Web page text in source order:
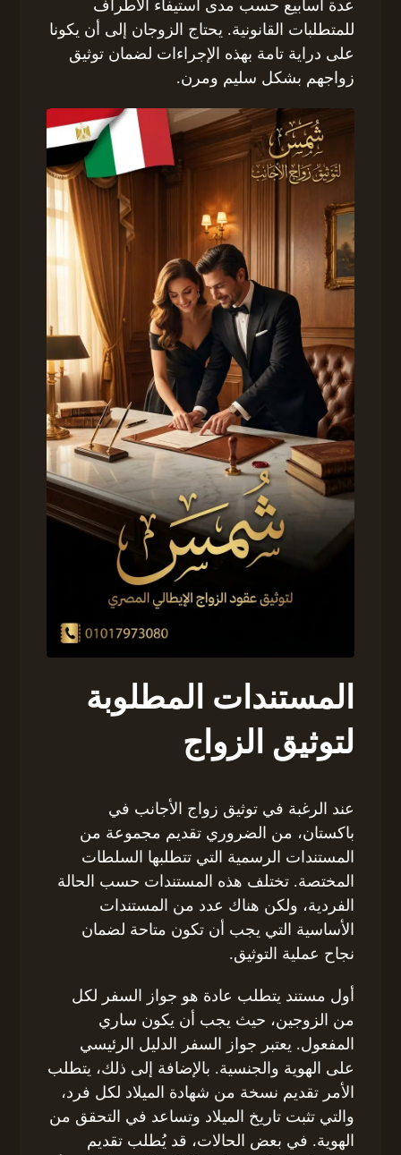
عدة أسابيع حسب مدى استيفاء الأطراف
للمتطلبات القانونية. يحتاج الزوجان إلى أن يكونا
على دراية تامة بهذه الإجراءات لضمان توثيق
زواجهم بشكل سليم ومرن.
المستندات المطلوبة
لتوثيق الزواج
عند الرغبة في توثيق زواج الأجانب في
باكستان، من الضروري تقديم مجموعة من
المستندات الرسمية التي تتطلبها السلطات
المختصة. تختلف هذه المستندات حسب الحالة
الفردية، ولكن هناك عدد من المستندات
الأساسية التي يجب أن تكون متاحة لضمان
نجاح عملية التوثيق.
أول مستند يتطلب عادة هو جواز السفر لكل
من الزوجين، حيث يجب أن يكون ساري
المفعول. يعتبر جواز السفر الدليل الرئيسي
على الهوية والجنسية. بالإضافة إلى ذلك، يتطلب
الأمر تقديم نسخة من شهادة الميلاد لكل فرد،
والتي تثبت تاريخ الميلاد وتساعد في التحقق من
الهوية. في بعض الحالات، قد يُطلب تقديم